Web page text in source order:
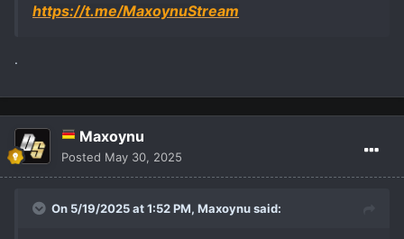
https://t.me/MaxoynuStream
.
Maxoynu
Posted May 30, 2025
On 5/19/2025 at 1:52 PM, Maxoynusaid: